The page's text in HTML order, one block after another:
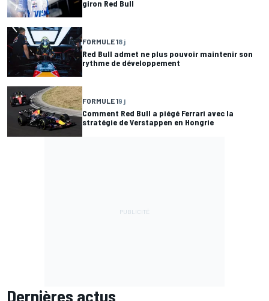
giron Red Bull
FORMULE 18 j
Red Bull admet ne plus pouvoir maintenir son
rythme de développement
FORMULE 19 j
Comment Red Bull a piégé Ferrari avec la
stratégie de Verstappen en Hongrie
Dernières actus